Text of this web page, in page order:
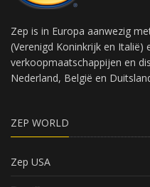
Zep is in Europa aanwezig
(Verenigd Koninkrijk en Italië)
verkoopmaatschappijen en
Nederland, België en
ZEP WORLD
Zep USA